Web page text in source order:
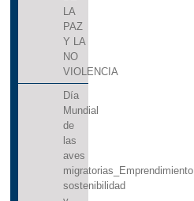
LA
PAZ
Y LA
NO
VIOLENCIA
Día
Mundial
de
las
aves
migratorias_Emprendimiento
sostenibilidad